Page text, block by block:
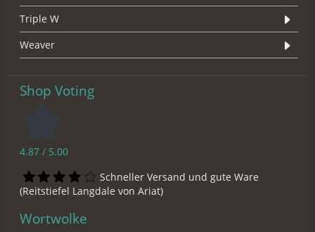
Triple W
Weaver
Shop Voting
4.87 / 5.00
Schneller Versand und gute Ware
(Reitstiefel Langdale von Ariat)
Wortwolke